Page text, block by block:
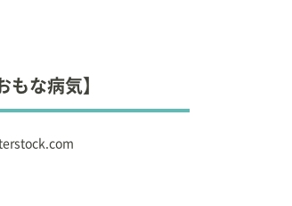
な病気】